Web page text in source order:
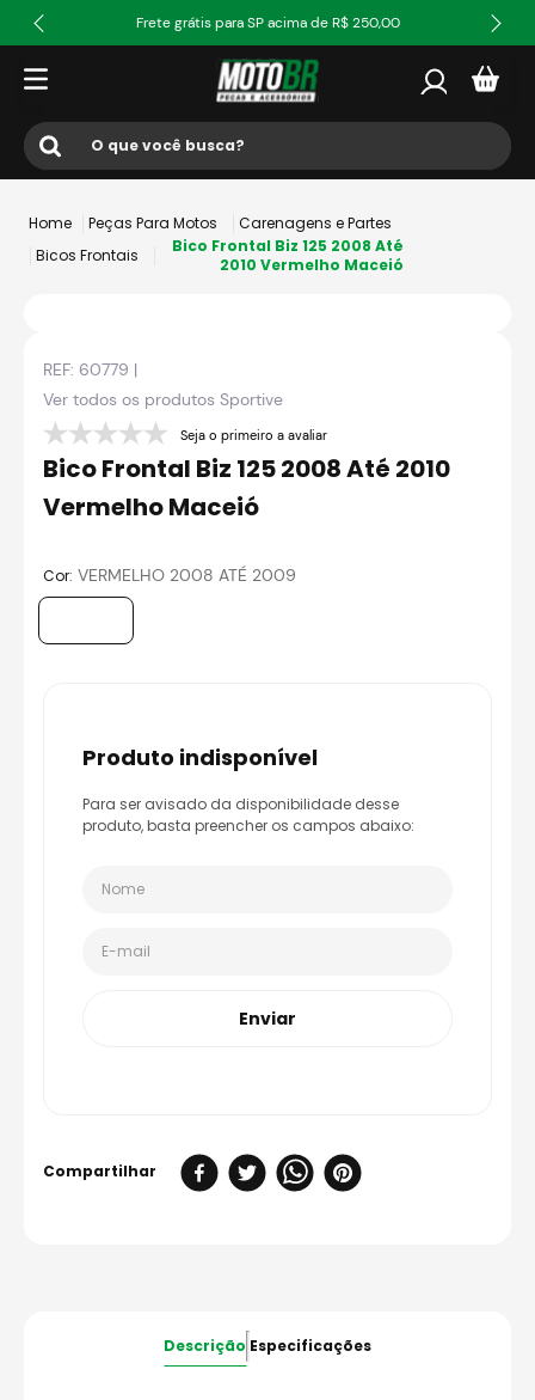
Frete grátis para SP acima de R$ 250,00
O que você busca?
4º fw3
5 º capacete ls2
º
7 º axxis fenix
9º capacete aberto
Peças Para Motos
Carenagens e Partes
Bicos Frontais
Bico Frontal Biz 125 2008 Até
2010 Vermelho Maceió
REF: 60779 |
Ver todos os produtos Sportive
Seja o primeiro a avaliar
Bico Frontal Biz 125 2008 Até 2010
Vermelho Maceió
Cor: VERMELHO 2008 ATÉ 2009
produto indisponível
Para ser avisado da disponibilidade desse
produto, basta preencher os campos abaixo:
Enviar
Descrição Especificações